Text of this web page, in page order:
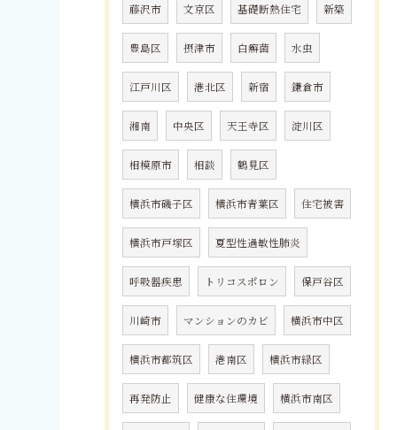
藤沢市 文京区 基礎断熱住宅 新築
豊島区 摂津市 白癬菌 水虫
江戸川区 港北区 新宿 鎌倉市
湘南 中央区 天王寺区 淀川区
相模原市 相談 鶴見区
横浜市磯子区 横浜市青葉区 住宅被害
横浜市戸塚区 夏型性過敏性肺炎
呼吸器疾患 トリコスポロン 保戸谷区
川崎市 マンションのカビ 横浜市中区
横浜市都筑区 港南区 横浜市緑区
再発防止 健康な住環境 横浜市南区